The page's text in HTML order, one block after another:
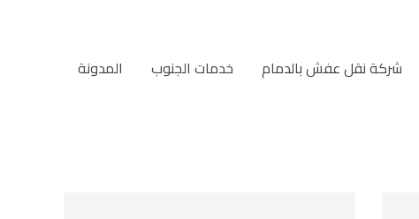
شركة نقل عفش بالدمام خدمات الجنوب المدونة